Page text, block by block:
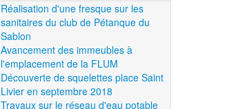
Réalisation d'une fresque sur les
sanitaires du club de Pétanque du
Sablon
Avancement des immeubles à
l'emplacement de la FLUM
Découverte de squelettes place Saint
Livier en septembre 2018
Travaux sur le réseau d'eau potable